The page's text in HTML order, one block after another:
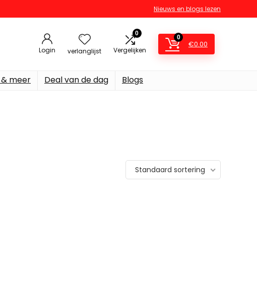
Nieuws en blogs lezen
Login verlanglijst
0
Vergelijken
0
€0.00
& meer Deal van de dag Blogs
Standaard sortering